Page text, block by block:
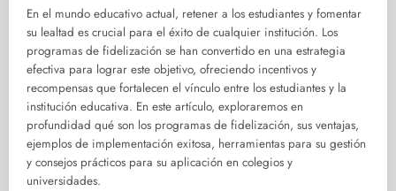
En el mundo educativo actual, retener a los estudiantes y fomentar
su lealtad es crucial para el éxito de cualquier institución. Los
programas de fidelización se han convertido en una estrategia
efectiva para lograr este objetivo, ofreciendo incentivos y
recompensas que fortalecen el vínculo entre los estudiantes y la
institución educativa. En este artículo, exploraremos en
profundidad qué son los programas de fidelización, sus ventajas,
ejemplos de implementación exitosa, herramientas para su gestión
y consejos prácticos para su aplicación en colegios y
universidades.